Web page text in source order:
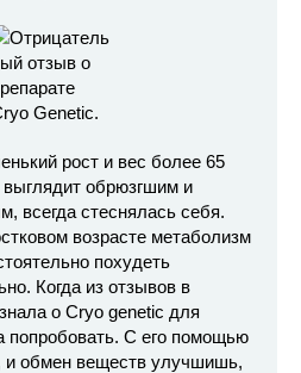
рост и вес более 65
выглядит обрюзгшим и
всегда стеснялась себя.
возрасте метаболизм
похудеть
Когда из отзывов в
о Cryo genetic для
попробовать. С его помощью
и обмен веществ улучшишь,